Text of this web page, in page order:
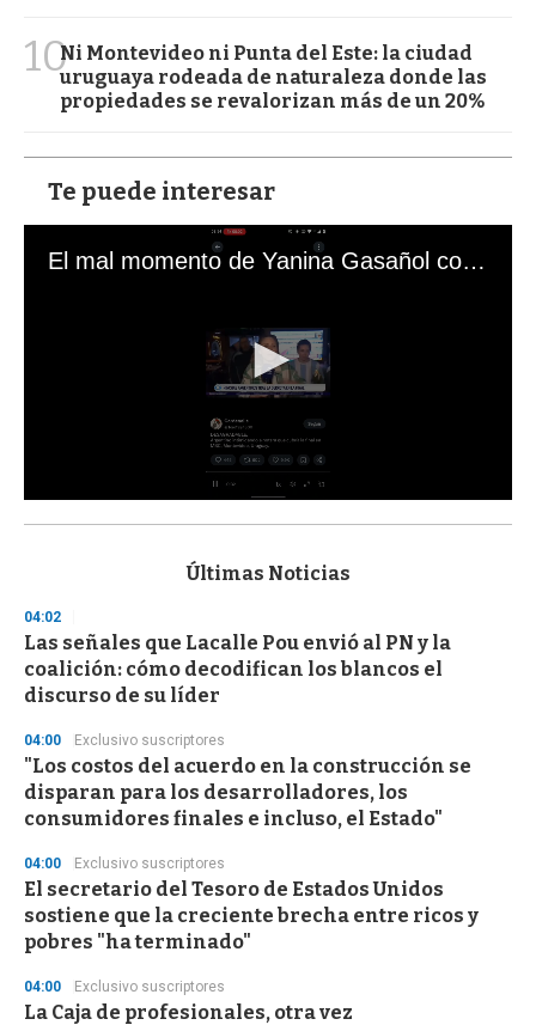
10Ni Montevideo ni Punta del Este: la ciudad
uruguaya rodeada de naturaleza donde las
propiedades se revalorizan más de un 20%
Te puede interesar
El mal momento de Yanina Gasañol con un hincha argentino en "Subrayado"
s
d
s
o
f
3
s
e
o
n
Últimas Noticias
04:02
Las señales que Lacalle Pou envió al PN y la
coalición: cómo decodifican los blancos el
discurso de su líder
04:00 Exclusivo suscriptores
"Los costos del acuerdo en la construcción se
disparan para los desarrolladores, los
consumidores finales e incluso, el Estado"
04:00 Exclusivo suscriptores
El secretario del Tesoro de Estados Unidos
sostiene que la creciente brecha entre ricos y
pobres "ha terminado"
04:00 Exclusivo suscriptores
La Caja de profesionales, otra vez